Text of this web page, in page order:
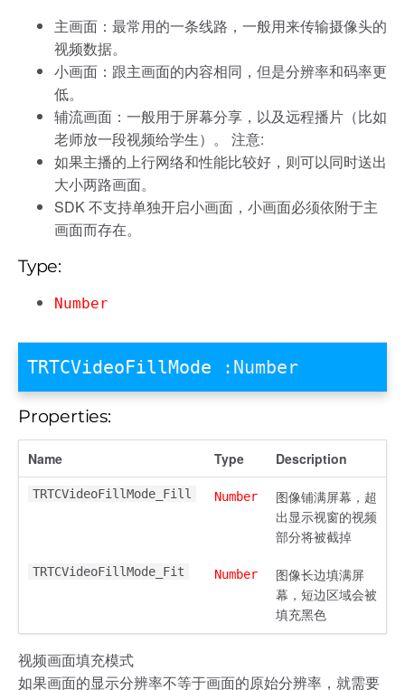
主画面：最常用的一条线路，一般用来传输摄像头的
视频数据。
小画面：跟主画面的内容相同，但是分辨率和码率更
低。
辅流画面：一般用于屏幕分享，以及远程播片（比如
老师放一段视频给学生）。 注意:
如果主播的上行网络和性能比较好，则可以同时送出
大小两路画面。
SDK 不支持单独开启小画面，小画面必须依附于主
画面而存在。
Type:
Number
TRTCVideoFillMode :Number
Properties:
Name Type Description
TRTCVideoFillMode_Fill Number
图像铺满屏幕，超
出显示视窗的视频
部分将被截掉
TRTCVideoFillMode_Fit Number
图像长边填满屏
幕，短边区域会被
填充黑色
视频画面填充模式
如果画面的显示分辨率不等于画面的原始分辨率，就需要